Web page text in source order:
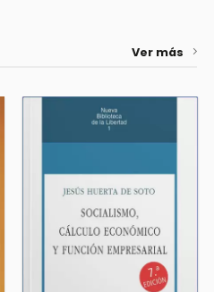
Ver más